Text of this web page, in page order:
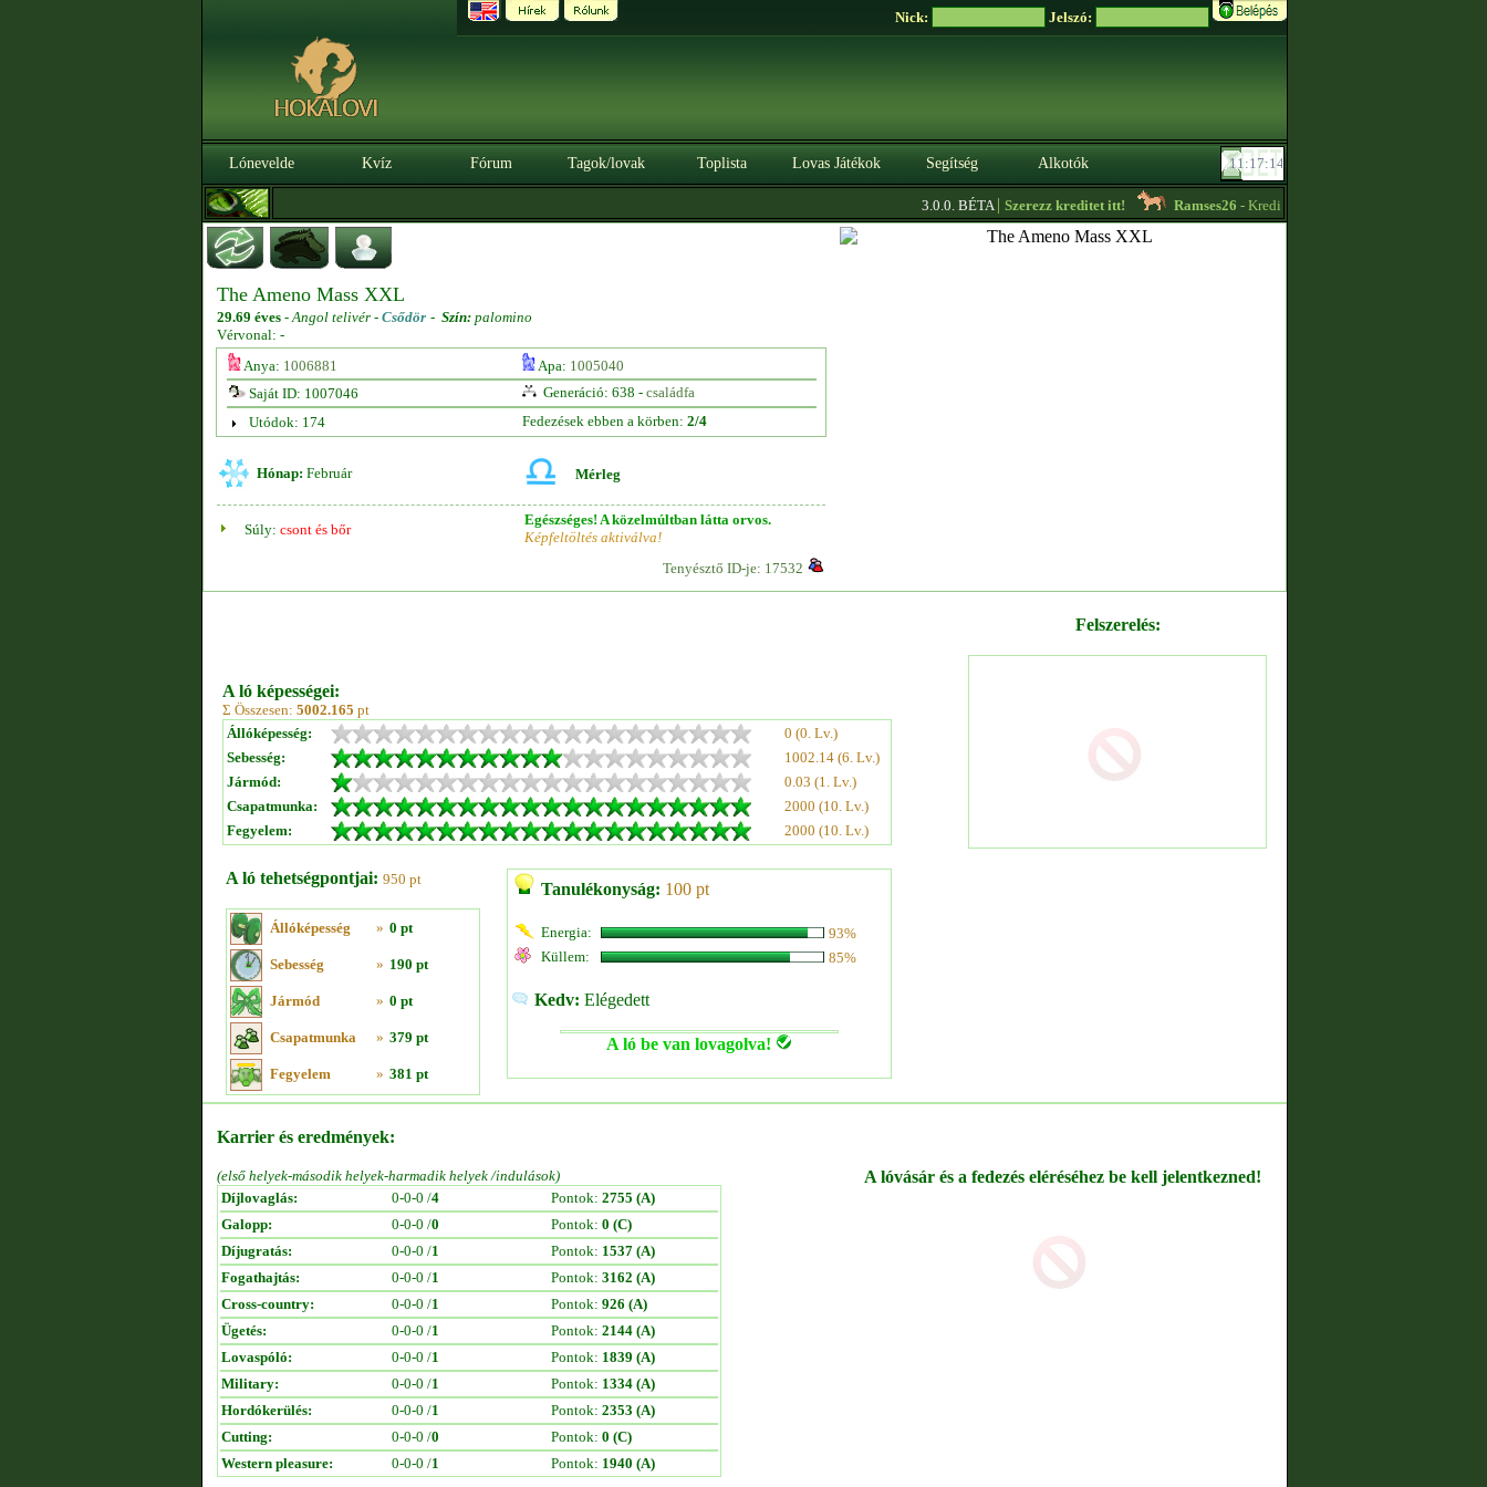
Nick: Jelszó:
Lónevelde Kvíz Fórum Tagok/lovak Toplista Lovas Játékok Segítség Alkotók
3.0.0. BÉTA|Szerezz kreditet itt! Ramses26- Kreditet vennék! -
The Ameno Mass XXL
29.69 éves -Angol telivér - Csődör - Szín: palomino
Vérvonal: -
Anya: 1006881 Apa: 1005040
Saját ID: 1007046
Generáció: 638 - családfa
Utódok: 174
Fedezések ebben a körben: 2/4
Hónap: Február Mérleg
Súly: csont és bőr
Egészséges! A közelmúltban látta orvos.
Képfeltöltés aktiválva!
Tenyésztő ID-je: 17532
A ló képességei:
Σ Összesen: 5002.165 pt
Állóképesség:
0 (0. Lv.)
Sebesség:
1002.14 (6. Lv.)
Jármód:
0.03 (1. Lv.)
Csapatmunka:
2000 (10. Lv.)
Fegyelem:
2000 (10. Lv.)
A ló tehetségpontjai: 950 pt
Állóképesség » 0 pt
Sebesség » 190 pt
Jármód » 0 pt
Csapatmunka » 379 pt
Fegyelem » 381 pt
Tanulékonyság: 100 pt
Energia:
93%
Küllem:
85%
Kedv: Elégedett
A ló be van lovagolva!
Felszerelés:
Karrier és eredmények:
(első helyek-második helyek-harmadik helyek /indulások)
Díjlovaglás:
0-0-0 /4 Pontok: 2755 (A)
Galopp:
0-0-0 /0 Pontok: 0 (C)
Díjugratás:
0-0-0 /1 Pontok: 1537 (A)
Fogathajtás:
0-0-0 /1 Pontok: 3162 (A)
Cross-country:
0-0-0 /1 Pontok: 926 (A)
Ügetés:
0-0-0 /1 Pontok: 2144 (A)
Lovaspóló:
0-0-0 /1 Pontok: 1839 (A)
Military:
0-0-0 /1 Pontok: 1334 (A)
Hordókerülés:
0-0-0 /1 Pontok: 2353 (A)
Cutting:
0-0-0 /0 Pontok: 0 (C)
Western pleasure:
0-0-0 /1 Pontok: 1940 (A)
A lóvásár és a fedezés eléréséhez be kell jelentkezned!